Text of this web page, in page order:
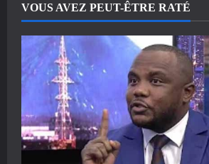
VOUS AVEZ PEUT-ÊTRE RATÉ